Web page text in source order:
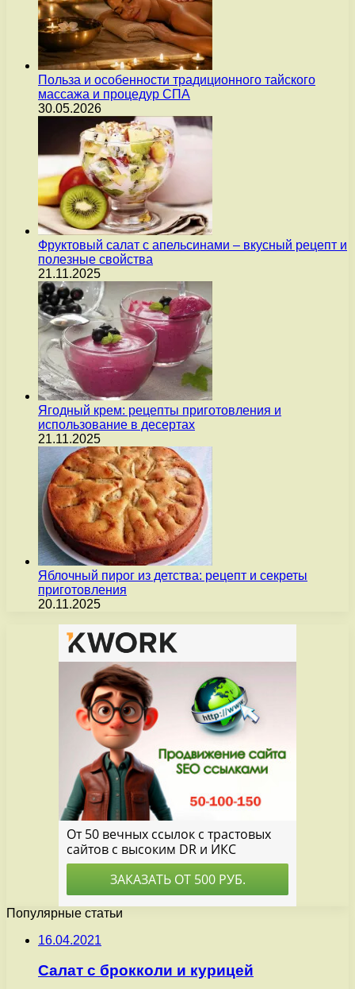
Польза и особенности традиционного тайского
массажа и процедур СПА
30.05.2026
Фруктовый салат с апельсинами – вкусный рецепт и
полезные свойства
21.11.2025
Ягодный крем: рецепты приготовления и
использование в десертах
21.11.2025
Яблочный пирог из детства: рецепт и секреты
приготовления
20.11.2025
Популярные статьи
16.04.2021
Салат с брокколи и курицей